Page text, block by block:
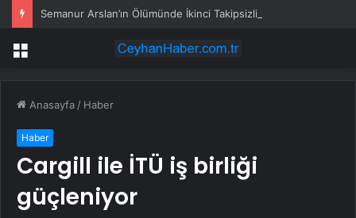
Semanur Arslan’ın Ölümünde İkinci Takipsizlik Kararı
Menü
Anasayfa / Haber
Haber
Cargill ile İTÜ iş birliği
güçleniyor